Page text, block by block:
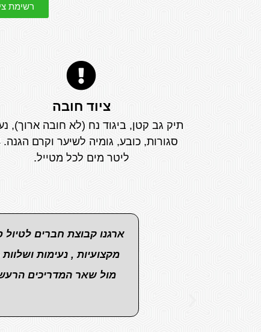
רשימת
ציוד חובה
תיק גב קטן, ביגוד נח (לא חובה ארוך),
ליטר מים לכל מטייל.
ארגנו קבוצת חברים
מקצועיות , נעימות
מול שאר המדריכים